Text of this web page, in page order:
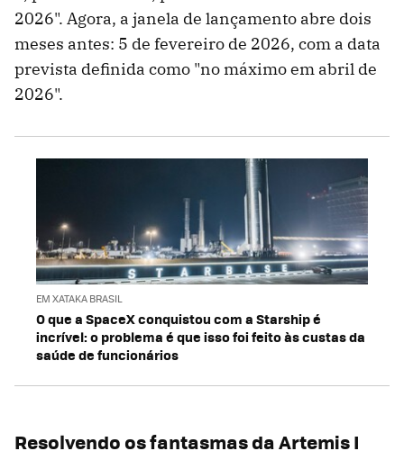
2026". Agora, a janela de lançamento abre dois
meses antes: 5 de fevereiro de 2026, com a data
prevista definida como "no máximo em abril de
2026".
EM XATAKA BRASIL
O que a SpaceX conquistou com a Starship é
incrível: o problema é que isso foi feito às custas da
saúde de funcionários
Resolvendo os fantasmas da Artemis I